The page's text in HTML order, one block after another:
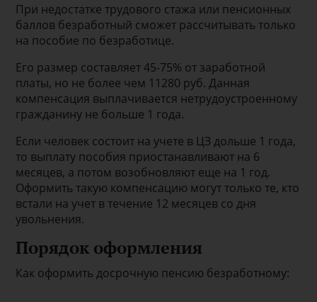
При недостатке трудового стажа или пенсионных
баллов безработный сможет рассчитывать только
на пособие по безработице.
Его размер составляет 45-75% от заработной
платы, но не более чем 11280 руб. Данная
компенсация выплачивается нетрудоустроенному
гражданину не больше 1 года.
Если человек состоит на учете в ЦЗ дольше 1 года,
то выплату пособия приостанавливают на 6
месяцев, а потом возобновляют еще на 1 год.
Оформить такую компенсацию могут только те, кто
встали на учет в течение 12 месяцев со дня
увольнения.
Порядок оформления
Как оформить досрочную пенсию безработному: